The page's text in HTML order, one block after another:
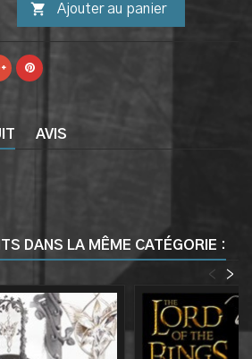
 Ajouter au panier
AVIS
DANS LA MÊME CATÉGORIE :
>
<